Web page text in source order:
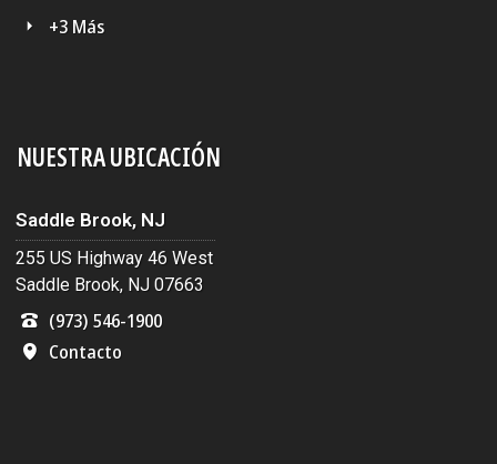
+3 Más
NUESTRA UBICACIÓN
Saddle Brook, NJ
255 US Highway 46 West
Saddle Brook, NJ 07663
(973) 546-1900
Contacto